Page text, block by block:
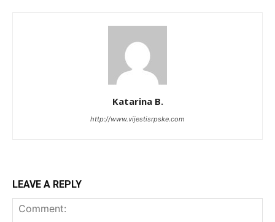
Katarina B.
http://www.vijestisrpske.com
LEAVE A REPLY